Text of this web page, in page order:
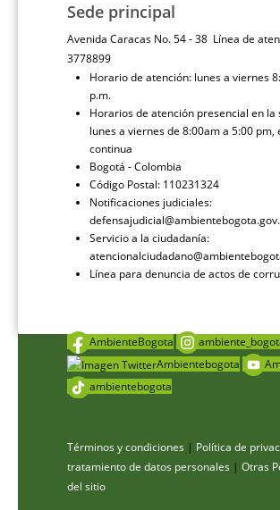
Sede principal
Avenida Caracas No. 54 - 38 Línea de
3778899
Horario de atención: lunes a viernes
p.m.
Horarios de atención presencial en la
lunes a viernes de 8:00am a 5:00 pm,
continua
Bogotá - Colombia
Código Postal: 110231324
Notificaciones judiciales:
Servicio a la ciudadanía:
Línea para denuncia de actos de
AmbienteBogota
Ambientebogota
ambientebogota
Términos y condiciones | Política de
tratamiento de datos personales | Otras
del sitio